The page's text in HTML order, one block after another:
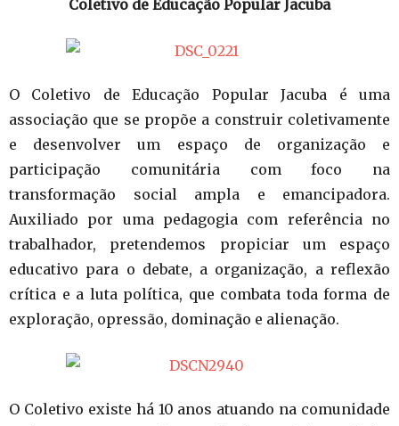
Coletivo de Educação Popular Jacuba
O Coletivo de Educação Popular Jacuba é uma
associação que se propõe a construir coletivamente
e desenvolver um espaço de organização e
participação comunitária com foco na
transformação social ampla e emancipadora.
Auxiliado por uma pedagogia com referência no
trabalhador, pretendemos propiciar um espaço
educativo para o debate, a organização, a reflexão
crítica e a luta política, que combata toda forma de
exploração, opressão, dominação e alienação.
O Coletivo existe há 10 anos atuando na comunidade